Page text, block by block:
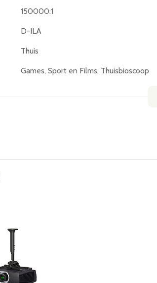
150000:1
D-ILA
Thuis
Games, Sport en Films, Thuisbioscoop